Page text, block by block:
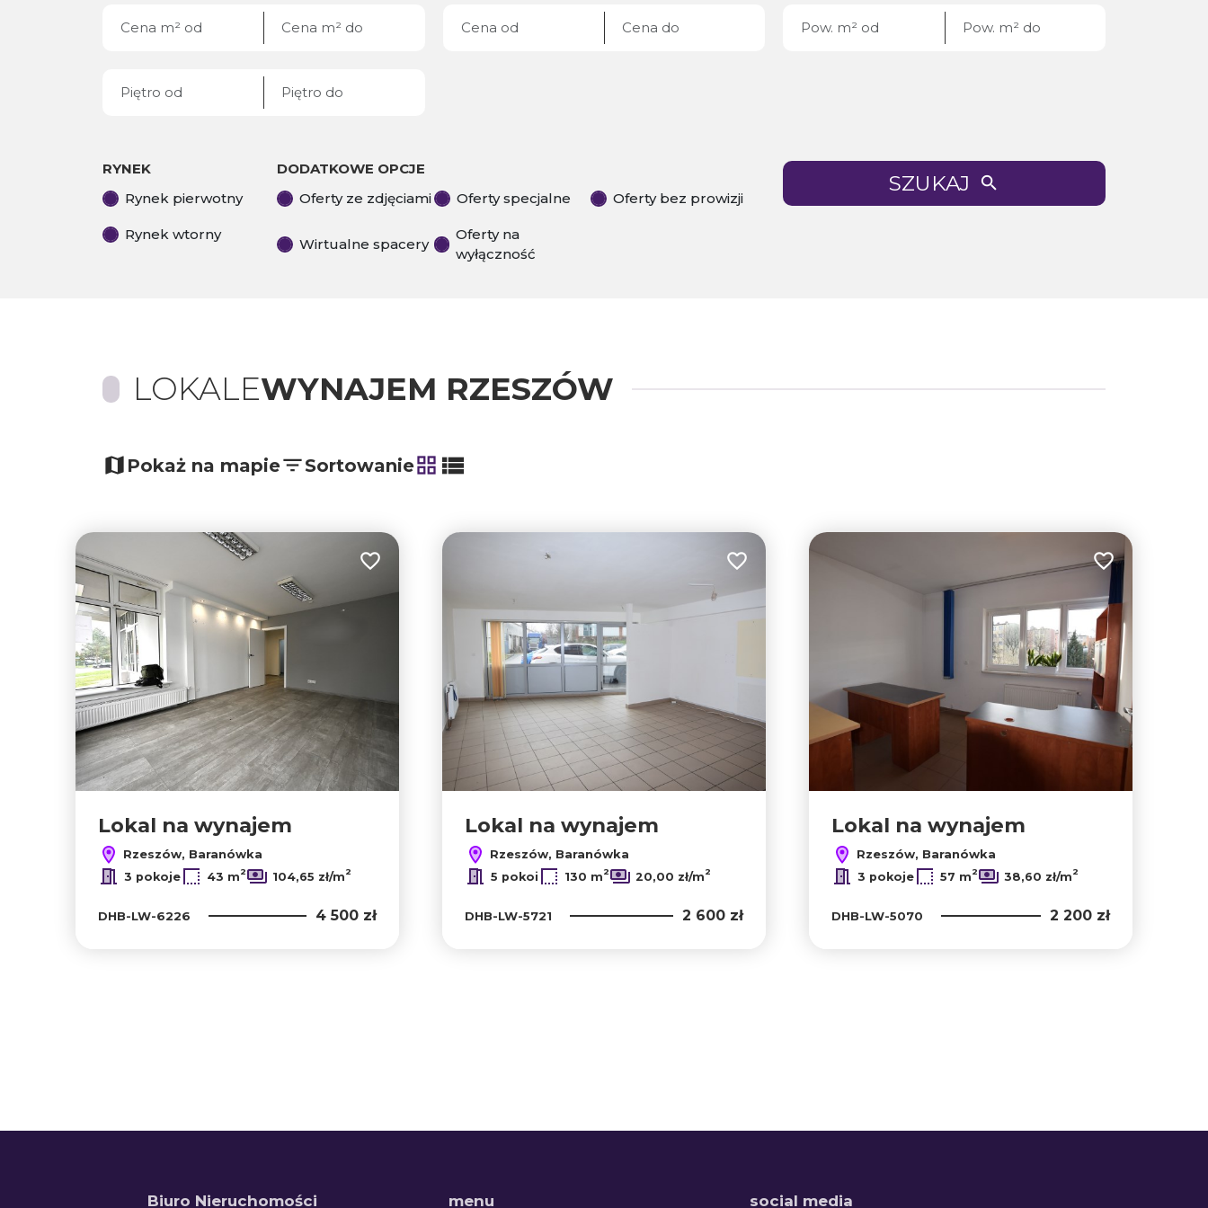
RYNEK
Rynek pierwotny
Rynek wtorny
DODATKOWE OPCJE
Oferty ze zdjęciami
Oferty specjalne Oferty bez prowizji
Wirtualne spacery
Oferty na
wyłączność
SZUKAJ
LOKALEWYNAJEM RZESZÓW
Pokaż na mapie Sortowanie
tabela
lista
Dodaj do ulubionych
Lokal na wynajem
Rzeszów, Baranówka
3 pokoje 43 m2 104,65 zł/m2
DHB-LW-6226 4 500 zł
Dodaj do ulubionych
Lokal na wynajem
Rzeszów, Baranówka
5 pokoi 130 m2 20,00 zł/m2
DHB-LW-5721 2 600 zł
Dodaj do
Lokal na wynajem
Rzeszów, Baranówka
3 pokoje 57 m2 38,60 zł/m2
DHB-LW-5070 2 200 zł
Biuro Nieruchomości menu social media